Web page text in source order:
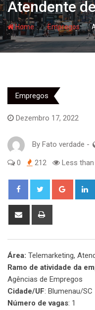
Atendente
Home- hjEmpregos- hj
Empregos
Dezembro 17, 2022
By Fato verdade -
0 212 Less
Google+
Share
Área: Telemarketing,
Ramo de atividade da
Agências de Empregos
Cidade/UF: Blumenau/SC
Número de vagas: 1